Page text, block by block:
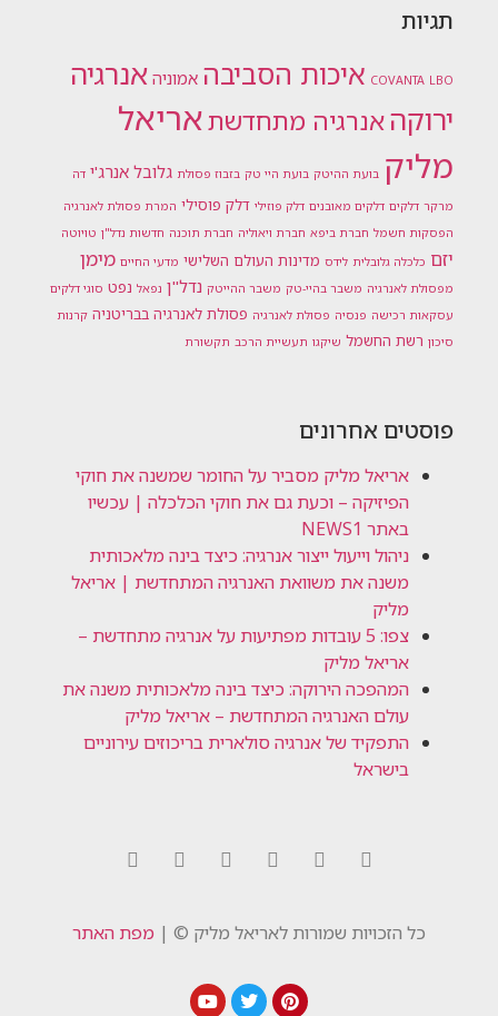
תגיות
COVANTA LBO איכות הסביבה אמוניה אנרגיה
ירוקהאנרגיה מתחדשתאריאל
מליק בועת ההיטק בועת היי טק בזבוז פסולת גלובל אנרג'י דה
מרקר דלקים דלקים מאובנים דלק פוזילי דלק פוסילי המרת פסולת לאנרגיה
הפסקות חשמל חברת ביפא חברת ויאוליה חברת תוכנה חדשות נדל"ן טויוטה
יזם כלכלה גלובלית לידס מדינות העולם השלישי מדעי החיים מימן
מפסולת לאנרגיה משבר בהיי-טק משבר ההייטק נדל"ן נפאל נפט סוגי דלקים
עסקאות רכישה פנסיה פסולת לאנרגיה פסולת לאנרגיה בבריטניה קרנות
סיכון רשת החשמל שיקגו תעשיית הרכב תקשורת
פוסטים אחרונים
אריאל מליק מסביר על החומר שמשנה את חוקי
הפיזיקה – וכעת גם את חוקי הכלכלה | עכשיו
באתר NEWS1
ניהול וייעול ייצור אנרגיה: כיצד בינה מלאכותית
משנה את משוואת האנרגיה המתחדשת | אריאל
מליק
צפו: 5 עובדות מפתיעות על אנרגיה מתחדשת –
אריאל מליק
המהפכה הירוקה: כיצד בינה מלאכותית משנה את
עולם האנרגיה המתחדשת – אריאל מליק
התפקיד של אנרגיה סולארית בריכוזים עירוניים
בישראל
כל הזכויות שמורות לאריאל מליק © | מפת האתר